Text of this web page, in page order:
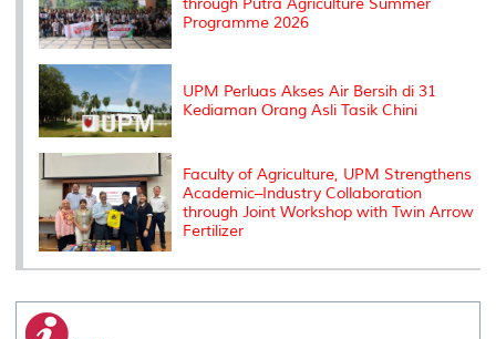
through Putra Agriculture Summer
Programme 2026
UPM Perluas Akses Air Bersih di 31
Kediaman Orang Asli Tasik Chini
Faculty of Agriculture, UPM Strengthens
Academic–Industry Collaboration
through Joint Workshop with Twin Arrow
Fertilizer